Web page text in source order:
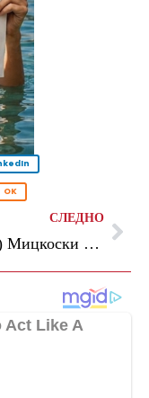
OK
СЛЕДНО
(Видео) Мицкоски на прославата „80 години Македонци во Војводина“: Народот што го чува својот јазик и своите корени, секогаш има иднина